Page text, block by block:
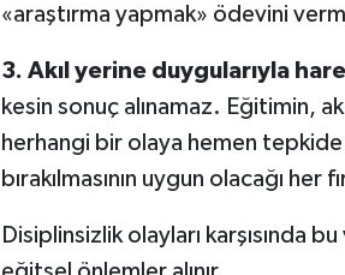
«araştırma yapmak» ödevini
3. Akıl yerine duygularıyla
kesin sonuç alınamaz. Eğitimin,
herhangi bir olaya hemen tepkide
bırakılmasının uygun olacağı
Disiplinsizlik olayları karşısında